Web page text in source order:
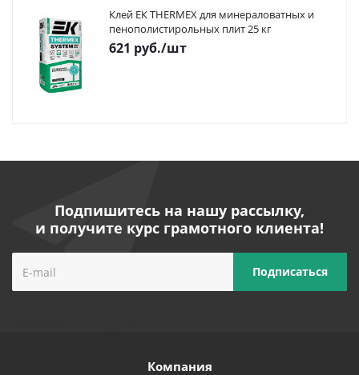
Клей ЕК THERMEX для минераловатных и
пенополистирольных плит 25 кг
621 руб./шт
Подпишитесь на нашу рассылку,
и получите курс грамотного клиента!
Компания